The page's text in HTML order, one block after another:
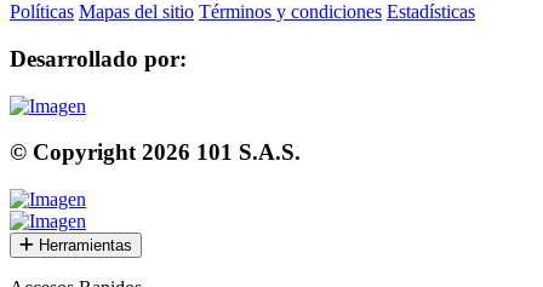
Políticas Mapas del sitio Términos y condiciones Estadísticas
Desarrollado por:
© Copyright2026 101 S.A.S.
Herramientas